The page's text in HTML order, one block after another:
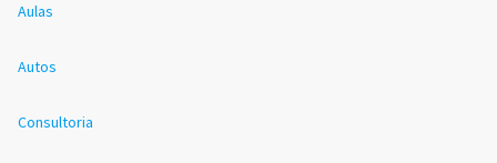
Aulas
Autos
Consultoria